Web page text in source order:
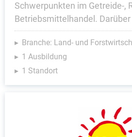
Schwerpunkten im Getreide-,
Betriebsmittelhandel. Darüber
Branche: Land- und
1 Ausbildung
1 Standort